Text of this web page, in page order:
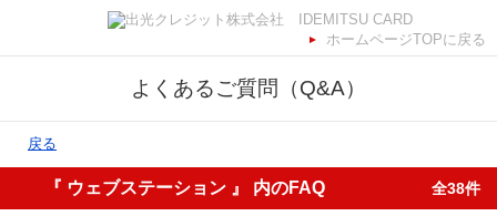
ホームページTOPに戻る
よくあるご質問（Q&A）
戻る
『 ウェブステーション 』 内のFAQ 全38件